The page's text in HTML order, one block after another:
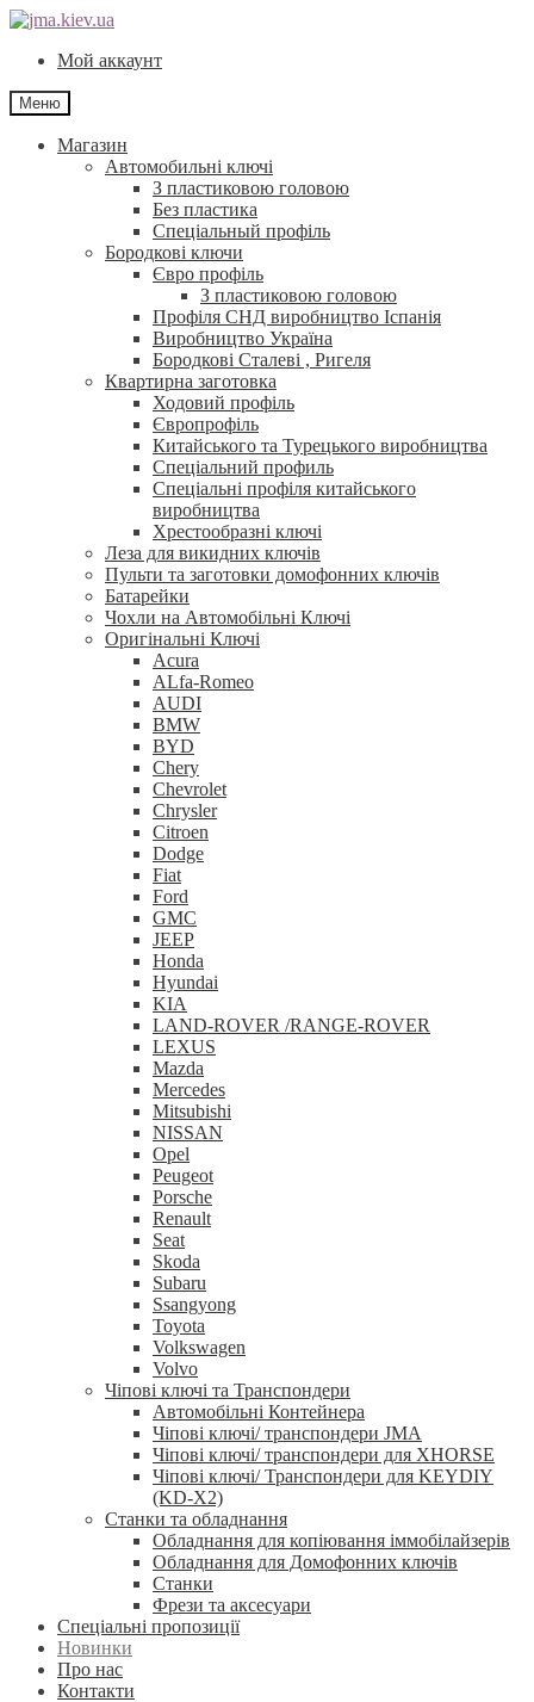
Перейти
навігації
Перейти
контентуМой аккаунт
Меню
Магазин
Автомобильні ключі
З пластиковою головою
Без пластика
Спеціальный профіль
Бородкові ключи
Євро профіль
З пластиковою головою
Профіля СНД виробництво Іспанія
Виробництво Україна
Бородкові Сталеві , Ригеля
Квартирна заготовка
Ходовий профіль
Європрофіль
Китайського та Турецького виробництва
Спеціальний профиль
Спеціальні профіля китайського
виробництва
Хрестообразні ключі
Леза для викидних ключів
Пульти та заготовки домофонних ключів
Батарейки
Чохли на Автомобільні Ключі
Оригінальні Ключі
Acura
ALfa-Romeo
AUDI
BMW
BYD
Chery
Chevrolet
Chrysler
Citroen
Dodge
Fiat
Ford
GMC
JEEP
Honda
Hyundai
KIA
LAND-ROVER /RANGE-ROVER
LEXUS
Mazda
Mercedes
Mitsubishi
NISSAN
Opel
Peugeot
Porsche
Renault
Seat
Skoda
Subaru
Ssangyong
Toyota
Volkswagen
Volvo
Чіпові ключі та Транспондери
Автомобільні Контейнера
Чіпові ключі/ транспондери JMA
Чіпові ключі/ транспондери для XHORSE
Чіпові ключі/ Транспондери для KEYDIY
(KD-X2)
Станки та обладнання
Обладнання для копіювання іммобілайзерів
Обладнання для Домофонних ключів
Станки
Фрези та аксесуари
Спеціальні пропозиції
Новинки
Про нас
Контакти